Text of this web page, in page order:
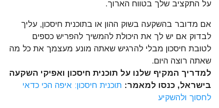
על התקציב שלך בטווח הארוך.
אם מדובר בהשקעה בשוק ההון או בתוכנית חיסכון, עליך
לבדוק אם יש לך את היכולת להמשיך להפריש כספים
לטובת חיסכון מבלי להרגיש שאתה מונע מעצמך את כל מה
שאתה רוצה היום.
למדריך המקיף שלנו על תוכנית חיסכון ואפיקי השקעה
בישראל, כנסו למאמר: תוכנית חיסכון: איפה הכי כדאי
לחסוך ולהשקיע